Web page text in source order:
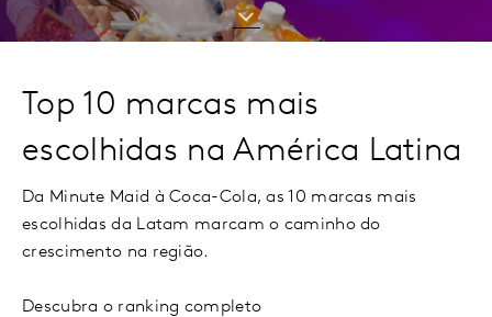
Top 10 marcas mais
escolhidas na América Latina
Da Minute Maid à Coca-Cola, as 10 marcas mais
escolhidas da Latam marcam o caminho do
crescimento na região.
Descubra o ranking completo